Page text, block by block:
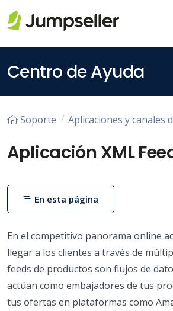
Centro de Ayuda
Soporte Aplicaciones y canales
Aplicación XML
En el competitivo panorama online
llegar a los clientes a través de
feeds de productos son flujos de
actúan como embajadores de tus
tus ofertas en plataformas como
En esta página